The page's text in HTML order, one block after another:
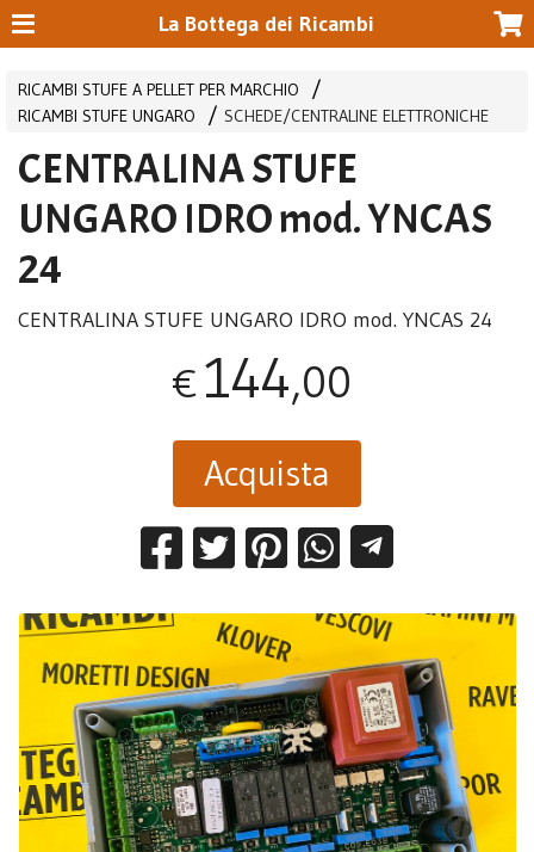
La Bottega dei Ricambi
RICAMBI STUFE A PELLET PER MARCHIO
RICAMBI STUFE UNGARO
SCHEDE/CENTRALINE ELETTRONICHE
CENTRALINA STUFE
UNGARO IDRO mod. YNCAS
24
CENTRALINA STUFE UNGARO IDRO mod.YNCAS 24
€144,00
Acquista